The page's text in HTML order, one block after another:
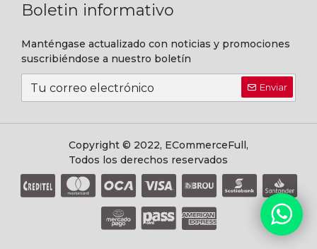
Boletin informativo
Manténgase actualizado con noticias y promociones
suscribiéndose a nuestro boletín
Enviar
Copyright © 2022, ECommerceFull,
Todos los derechos reservados